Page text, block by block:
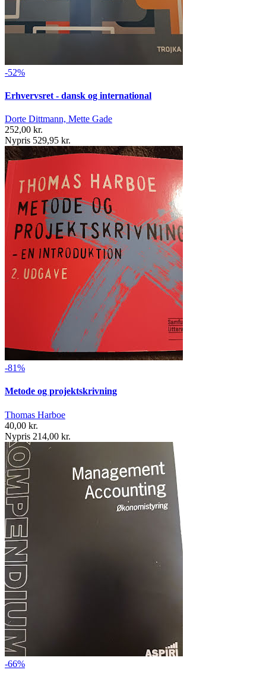
-52%
Erhvervsret - dansk og international
Dorte Dittmann, Mette Gade
252,00 kr.
Nypris 529,95 kr.
-81%
Metode og projektskrivning
Thomas Harboe
40,00 kr.
Nypris 214,00 kr.
-66%